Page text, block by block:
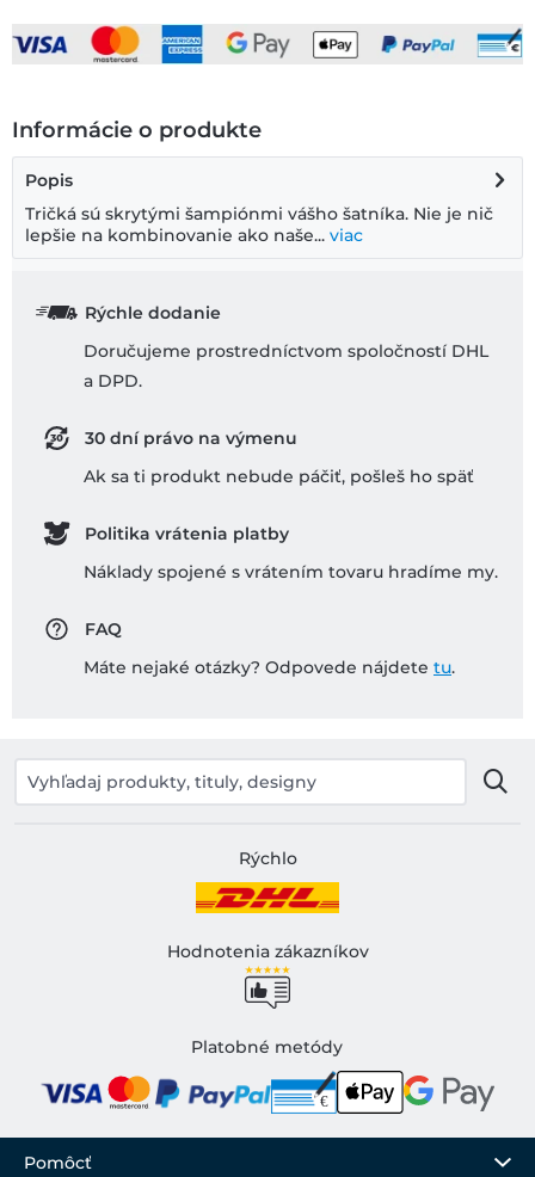
Informácie o produkte
Popis
Tričká sú skrytými šampiónmi vášho šatníka. Nie je nič
lepšie na kombinovanie ako naše... viac
Rýchle dodanie
Doručujeme prostredníctvom spoločností DHL
a DPD.
30 dní právo na výmenu
Ak sa ti produkt nebude páčiť, pošleš ho späť
Politika vrátenia platby
Náklady spojené s vrátením tovaru hradíme my.
FAQ
Máte nejaké otázky? Odpovede nájdete tu.
Rýchlo
Hodnotenia zákazníkov
Platobné metódy
Pomôcť